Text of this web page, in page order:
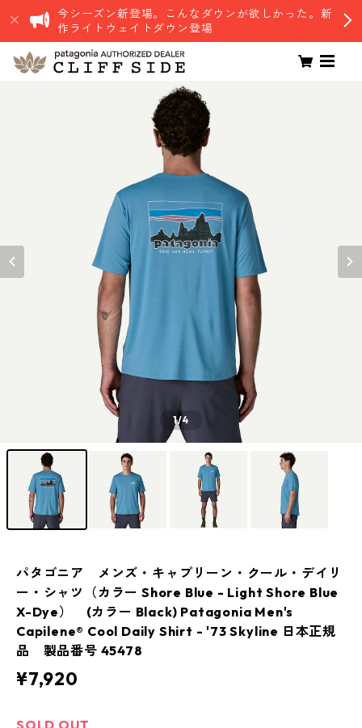
今シーズン新登場。こんなダウンが欲しかった。新
作ライトウェイトダウン登場
1/4
パタゴニア メンズ・キャプリーン・クール・デイリ
ー・シャツ（カラー Shore Blue - Light Shore Blue
X-Dye） (カラー Black) Patagonia Men's
Capilene® Cool Daily Shirt - '73 Skyline 日本正規
品 製品番号 45478
¥7,920
SOLD OUT